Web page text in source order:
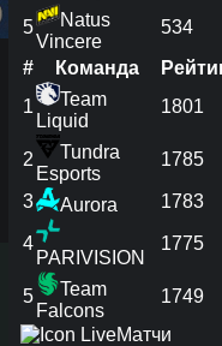
5
Natus
Vincere
534
#
Команда
1
Team
Liquid
1801
2
Tundra
Esports
1785
3 Aurora 1783
4
PARIVISION
1775
5
Team
Falcons
1749
Матчи